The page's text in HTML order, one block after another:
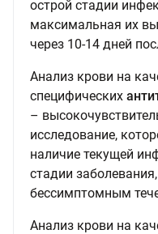
острой стадии
максимальная их
через 10-14 дней
Анализ крови на
специфических
–
исследование,
наличие текущей
стадии
бессимптомным
Анализ крови на